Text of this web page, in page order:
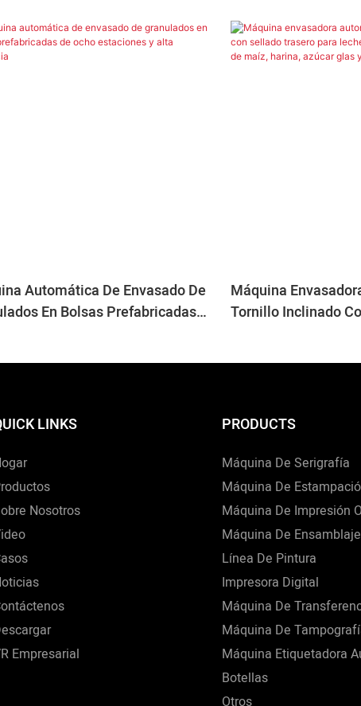
Automática De Envasado De
En Bolsas Prefabricadas
Máquina
Tornillo Inclinado
LINKS
Nosotros
Empresarial
PRODUCTS
Máquina De Serigrafía
Máquina De
Máquina De Impresión
Máquina De Ensamblaje
Línea De Pintura
Impresora Digital
Máquina De
Máquina De
Máquina Etiquetadora
Botellas
Otros